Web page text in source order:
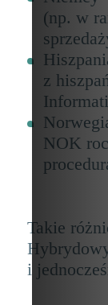
(np. w
z
NOK
Takie
i